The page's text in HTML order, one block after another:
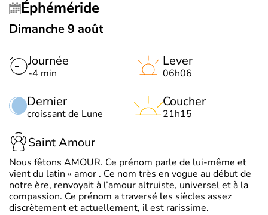
Éphéméride
Dimanche 9 août
Journée
-4 min
Dernier
croissant de Lune
Lever
06h06
Coucher
21h15
Saint Amour
Nous fêtons AMOUR. Ce prénom parle de lui-même et
vient du latin « amor . Ce nom très en vogue au début de
notre ère, renvoyait à l’amour altruiste, universel et à la
compassion. Ce prénom a traversé les siècles assez
discrètement et actuellement, il est rarissime.